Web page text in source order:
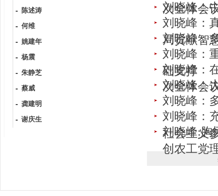
陈述涛
何维
姚建年
杨震
朱静芝
蔡威
龚建明
谢庆生
次全体会
刘晓峰：
刘晓峰：
局贡献智
刘晓峰：
刘晓峰：
础支撑
刘晓峰：
次全体会
刘晓峰：
刘晓峰：
刘晓峰：
社会主义
刘晓峰:胸
创农工党